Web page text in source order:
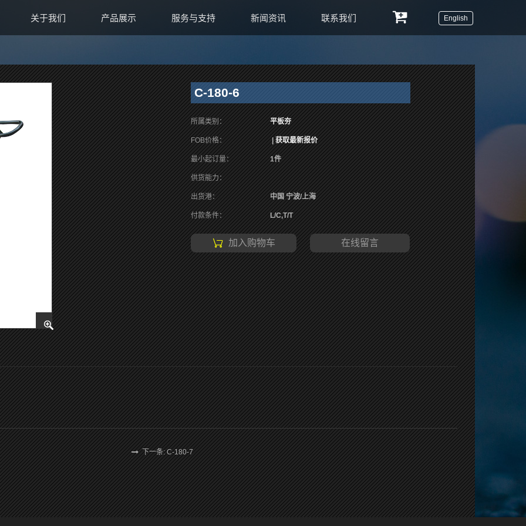
关于我们 产品展示 服务与支持 新闻资讯 联系我们 English
C-180-6
所属类别： 平板夯
FOB价格： |获取最新报价
最小起订量： 1件
供货能力：
出货港： 中国 宁波/上海
付款条件： L/C,T/T
加入购物车 在线留言
下一条: C-180-7